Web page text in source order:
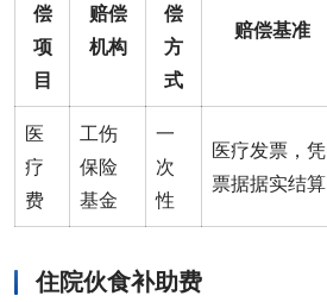
偿
项
目
赔偿
机构
偿
方
式
赔偿基准
医
疗
费
工伤
保险
基金
一
次
性
医疗发票，凭
票据据实结算
住院伙食补助费